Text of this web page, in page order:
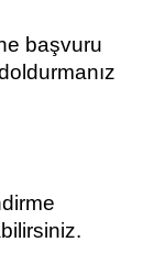
başvuru